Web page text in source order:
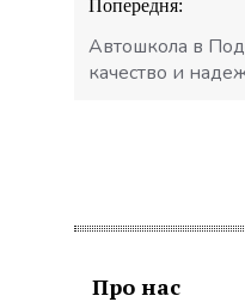
записів
Попередня:
Автошкола в
качество и
Про нас